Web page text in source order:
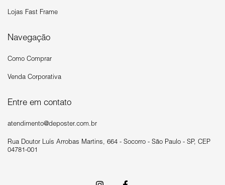
Lojas Fast Frame
Navegação
Como Comprar
Venda Corporativa
Entre em contato
atendimento@deposter.com.br
Rua Doutor Luís Arrobas Martins, 664 - Socorro - São Paulo - SP, CEP
04781-001